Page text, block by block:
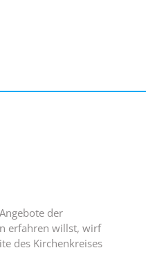
der
erfahren willst, wirf
des Kirchenkreises